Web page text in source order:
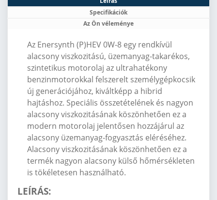
Specifikációk
Az Ön véleménye
Az Enersynth (P)HEV 0W-8 egy rendkívül
alacsony viszkozitású, üzemanyag-takarékos,
szintetikus motorolaj az ultrahatékony
benzinmotorokkal felszerelt személygépkocsik
új generációjához, kiváltképp a hibrid
hajtáshoz. Speciális összetételének és nagyon
alacsony viszkozitásának köszönhetően ez a
modern motorolaj jelentősen hozzájárul az
alacsony üzemanyag-fogyasztás eléréséhez.
Alacsony viszkozitásának köszönhetően ez a
termék nagyon alacsony külső hőmérsékleten
is tökéletesen használható.
LEÍRÁS: